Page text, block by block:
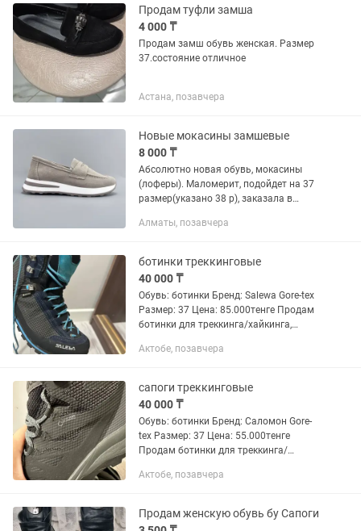
Продам туфли замша
4 000 ₸
Продам замш обувь женская. Размер
37.состояние отличное
Астана, позавчера
Новые мокасины замшевые
8 000 ₸
Абсолютно новая обувь, мокасины
(лоферы). Маломерит, подойдет на 37
размер(указано 38 р), заказала в
новая. Замшевая кожа.
Алматы, позавчера
ботинки треккинговые
40 000 ₸
Обувь: ботинки Бренд: Salewa Gore-tex
Размер: 37 Цена: 85.000тенге Продам
ботинки для треккинга/хайкинга,
горетекс
Актобе, позавчера
сапоги треккинговые
40 000 ₸
Обувь: ботинки Бренд: Саломон Gore-
tex Размер: 37 Цена: 55.000тенге
Продам ботинки для треккинга/
гималаях, гортекс
Актобе, позавчера
Продам женскую обувь бу Сапоги